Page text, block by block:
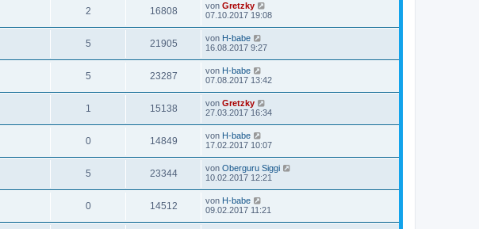
2 16808 von Gretzky
07.10.2017 19:08
5 21905 von H-babe
16.08.2017 9:27
5 23287 von H-babe
07.08.2017 13:42
1 15138 von Gretzky
27.03.2017 16:34
0 14849 von H-babe
17.02.2017 10:07
5 23344 von Oberguru Siggi
10.02.2017 12:21
0 14512 von H-babe
09.02.2017 11:21